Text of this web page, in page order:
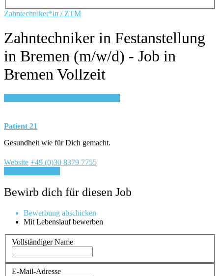
Zahntechniker*in / ZTM
Zahntechniker in Festanstellung
in Bremen (m/w/d) - Job in
Bremen Vollzeit
Patient 21
Gesundheit wie für Dich gemacht.
Website +49 (0)30 8379 7755
Bewirb dich für diesen Job
Bewerbung abschicken
Mit Lebenslauf bewerben
Vollständiger Name
E-Mail-Adresse